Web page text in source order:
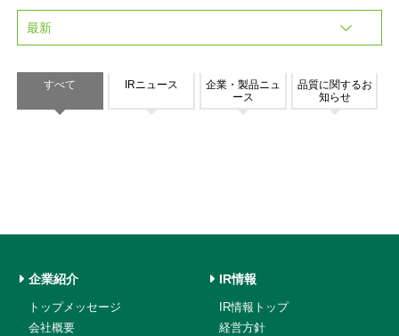
すべて IRニュース
企業・製品ニュ
ース
品質に関するお
知らせ
企業紹介
トップメッセージ
会社概要
IR情報
IR情報トップ
経営方針